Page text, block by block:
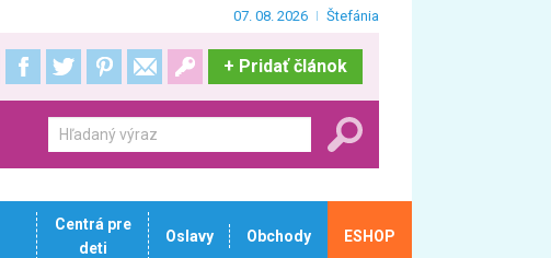
07. 08. 2026 Štefánia
+ Pridať článok
Centrá pre
deti
Oslavy Obchody ESHOP